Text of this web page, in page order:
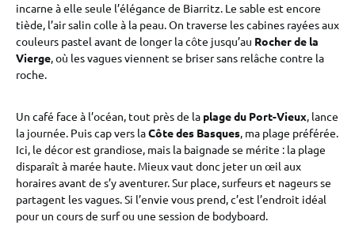
incarne à elle seule l’élégance de Biarritz. Le sable est encore
tiède, l’air salin colle à la peau. On traverse les cabines rayées aux
couleurs pastel avant de longer la côte jusqu’au Rocher de la
Vierge, où les vagues viennent se briser sans relâche contre la
roche.
Un café face à l’océan, tout près de la plage du Port-Vieux, lance
la journée. Puis cap vers laCôte des Basques, ma plage préférée.
Ici, le décor est grandiose, mais la baignade se mérite : la plage
disparaît à marée haute. Mieux vaut donc jeter un œil aux
horaires avant de s’y aventurer. Sur place, surfeurs et nageurs se
partagent les vagues. Si l’envie vous prend, c’est l’endroit idéal
pour un cours de surf ou une session de bodyboard.